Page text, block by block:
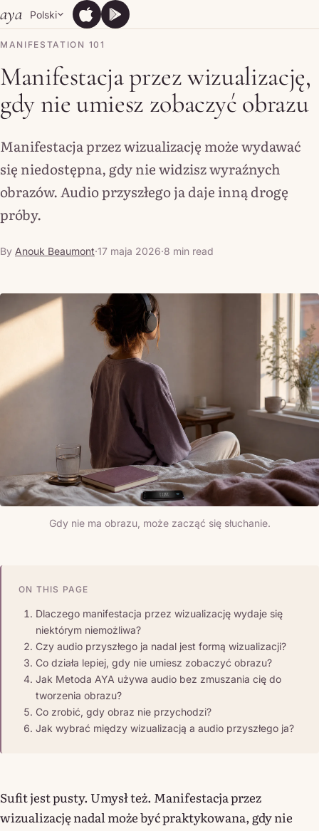
Skip to content
aya Polski App Store
App StoreGoogle Play
Google Play
MANIFESTATION 101
Manifestacja przez wizualizację,
gdy nie umiesz zobaczyć obrazu
Manifestacja przez wizualizację może wydawać
się niedostępna, gdy nie widzisz wyraźnych
obrazów. Audio przyszłego ja daje inną drogę
próby.
By Anouk Beaumont·17 maja 2026·8 min read
Gdy nie ma obrazu, może zacząć się słuchanie.
ON THIS PAGE
Dlaczego manifestacja przez wizualizację wydaje się
niektórym niemożliwa?
Czy audio przyszłego ja nadal jest formą wizualizacji?
Co działa lepiej, gdy nie umiesz zobaczyć obrazu?
Jak Metoda AYA używa audio bez zmuszania cię do
tworzenia obrazu?
Co zrobić, gdy obraz nie przychodzi?
Jak wybrać między wizualizacją a audio przyszłego ja?
Sufit jest pusty. Umysł też. Manifestacja przez
wizualizację nadal może być praktykowana, gdy nie